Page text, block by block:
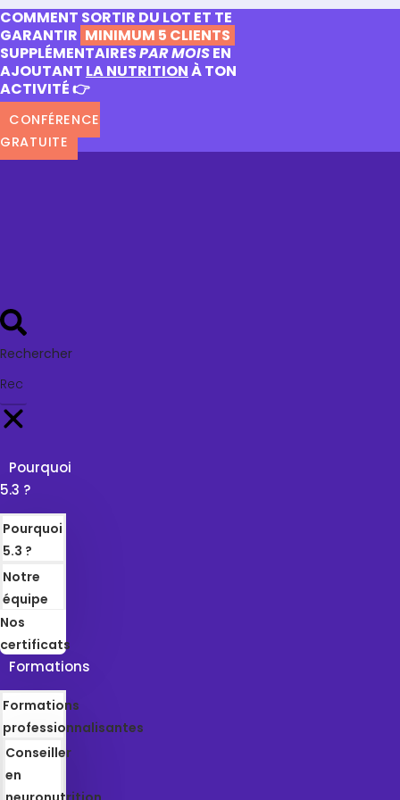
COMMENT SORTIR DU LOT ET TE
GARANTIR MINIMUM 5 CLIENTS
SUPPLÉMENTAIRESPAR MOISEN
AJOUTANT LA NUTRITIONÀ TON
ACTIVITÉ 👉
CONFÉRENCE
GRATUITE
Rechercher
Pourquoi
5.3 ?
Pourquoi
5.3 ?
Notre
équipe
Nos
certificats
Formations
Formations
professionnalisantes
Conseiller
en